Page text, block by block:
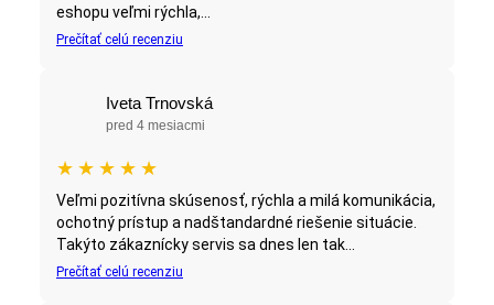
eshopu veľmi rýchla,...
Prečítať celú recenziu
Iveta Trnovská
pred 4 mesiacmi
★ ★ ★ ★ ★
Veľmi pozitívna skúsenosť, rýchla a milá komunikácia,
ochotný prístup a nadštandardné riešenie situácie.
Takýto zákaznícky servis sa dnes len tak...
Prečítať celú recenziu